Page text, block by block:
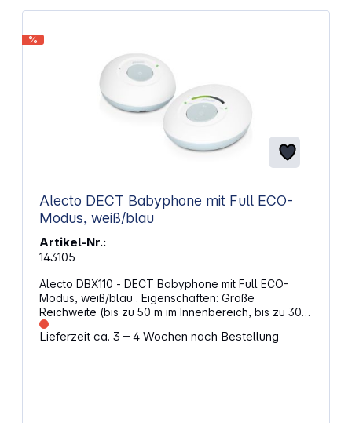
%
Alecto DECT Babyphone mit Full ECO-
Modus, weiß/blau
Artikel-Nr.:
143105
Alecto DBX110 - DECT Babyphone mit Full ECO-
Modus, weiß/blau . Eigenschaften: Große
Reichweite (bis zu 50 m im Innenbereich, bis zu 300
m im Außenbereich) 100 % störungsfreie und
sichere Verbindung Lange Standby-Zeit (bis zu 16
Lieferzeit ca. 3 – 4 Wochen nach Bestellung